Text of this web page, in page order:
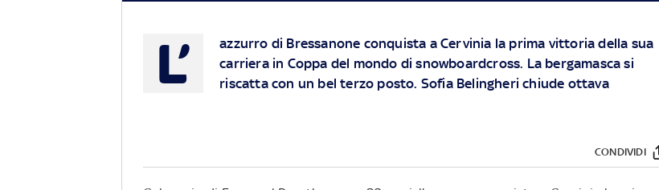
L’
azzurro di Bressanone conquista a Cervinia la prima vittoria della sua
carriera in Coppa del mondo di snowboardcross. La bergamasca si
riscatta con un bel terzo posto. Sofia Belingheri chiude ottava
CONDIVIDI